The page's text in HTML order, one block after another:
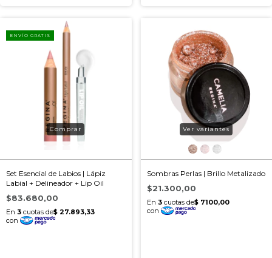
ENVÍO GRATIS
Set Esencial de Labios | Lápiz
Labial + Delineador + Lip Oil
$83.680,00
Sombras Perlas | Brillo Metalizado
$21.300,00
Ver variantes